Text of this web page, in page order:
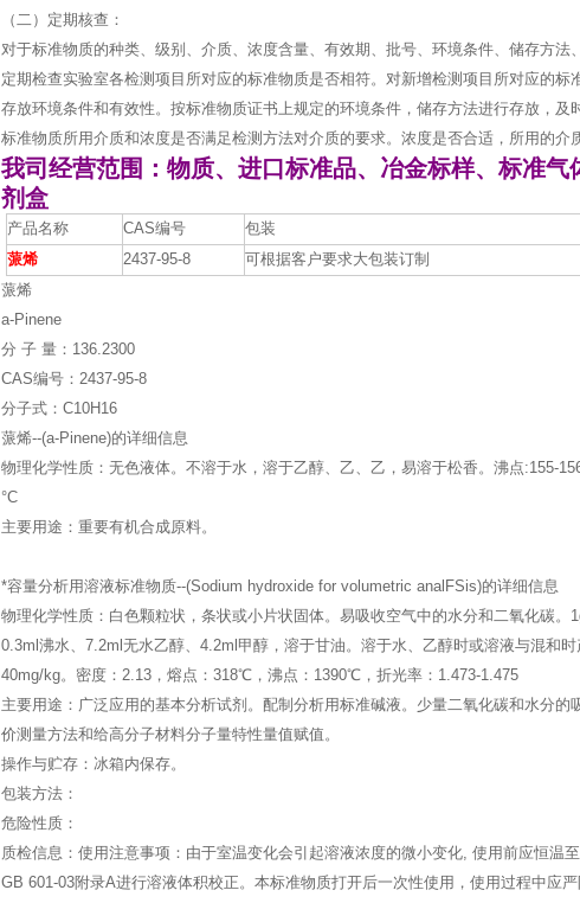
（二）定期核查：
对于标准物质的种类、级别、介质、浓度含量、有效期、批号、环境条件、储存方法
定期检查实验室各检测项目所对应的标准物质是否相符。对新增检测项目所对应的标
存放环境条件和有效性。按标准物质证书上规定的环境条件，储存方法进行存放，及
标准物质所用介质和浓度是否满足检测方法对介质的要求。浓度是否合适，所用的介
我司经营范围：物质、进口标准品、冶金标样、标准
剂盒
产品名称 CAS编号
包装
蒎烯
2437-95-8
可根据客户要求大包装订制
蒎烯
a-Pinene
分 子 量：136.2300
CAS编号：2437-95-8
分子式：C10H16
蒎烯--(a-Pinene)的详细信息
物理化学性质：无色液体。不溶于水，溶于乙醇、乙、乙，易溶于松香。沸点:155-
°C
主要用途：重要有机合成原料。
*容量分析用溶液标准物质--(Sodium hydroxide for volumetric analFSis)的详细信息
物理化学性质：白色颗粒状，条状或小片状固体。易吸收空气中的水分和二氧化碳。
0.3ml沸水、7.2ml无水乙醇、4.2ml甲醇，溶于甘油。溶于水、乙醇时或溶液与混和
40mg/kg。密度：2.13，熔点：318℃，沸点：1390℃，折光率：1.473-1.475
主要用途：广泛应用的基本分析试剂。配制分析用标准碱液。少量二氧化碳和水分
价测量方法和给高分子材料分子量特性量值赋值。
操作与贮存：冰箱内保存。
包装方法：
危险性质：
质检信息：使用注意事项：由于室温变化会引起溶液浓度的微小变化, 使用前应恒温
GB 601-03附录A进行溶液体积校正。本标准物质打开后一次性使用，使用过程中应严